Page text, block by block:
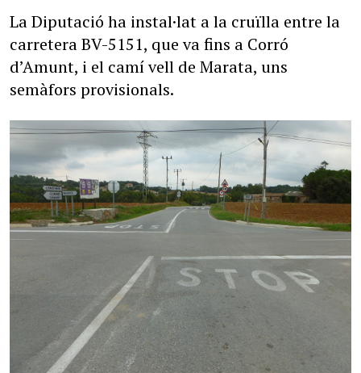
La Diputació ha instal·lat a la cruïlla entre la
carretera BV-5151, que va fins a Corró
d’Amunt, i el camí vell de Marata, uns
semàfors provisionals.